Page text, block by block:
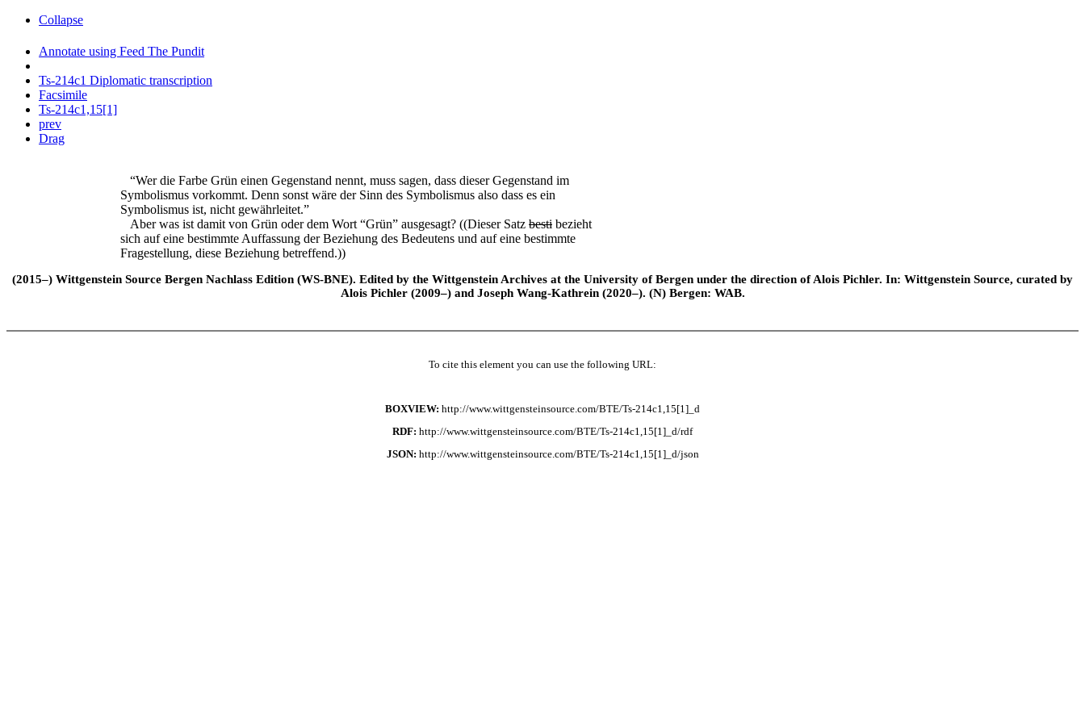
Collapse
Annotate using Feed The Pundit
Ts-214c1 Diplomatic transcription
Facsimile
Ts-214c1,15[1]
prev
Drag
“Wer die Farbe Grün einen Gegenstand nennt, muss sagen, dass dieser Gegenstand im
Symbolismus vorkommt. Denn sonst wäre der Sinn des Symbolismus also dass es ein
Symbolismus ist, nicht gewährleitet.”
Aber was ist damit von Grün oder dem Wort “Grün” ausgesagt? ((Dieser Satz besti bezieht
sich auf eine bestimmte Auffassung der Beziehung des Bedeutens und auf eine bestimmte
Fragestellung, diese Beziehung betreffend.))
(2015–) Wittgenstein Source Bergen Nachlass Edition (WS-BNE). Edited by the Wittgenstein Archives at the University of Bergen under the direction of Alois Pichler. In: Wittgenstein Source, curated by
Alois Pichler (2009–) and Joseph Wang-Kathrein (2020–). (N) Bergen: WAB.
To cite this element you can use the following URL:
BOXVIEW: http://www.wittgensteinsource.com/BTE/Ts-214c1,15[1]_d
RDF: http://www.wittgensteinsource.com/BTE/Ts-214c1,15[1]_d/rdf
JSON: http://www.wittgensteinsource.com/BTE/Ts-214c1,15[1]_d/json